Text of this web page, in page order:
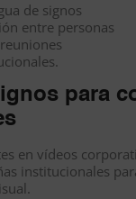
de signos
entre personas
para
en vídeos
institucionales